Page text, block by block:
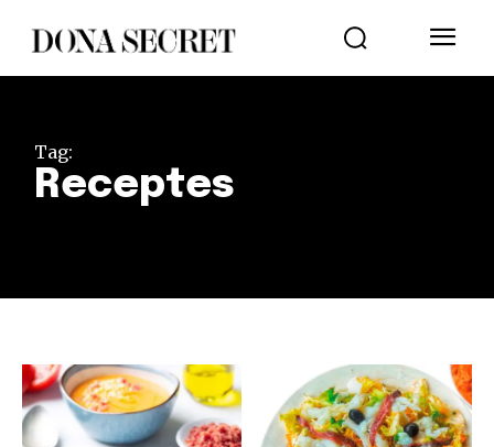
Tag:
Receptes